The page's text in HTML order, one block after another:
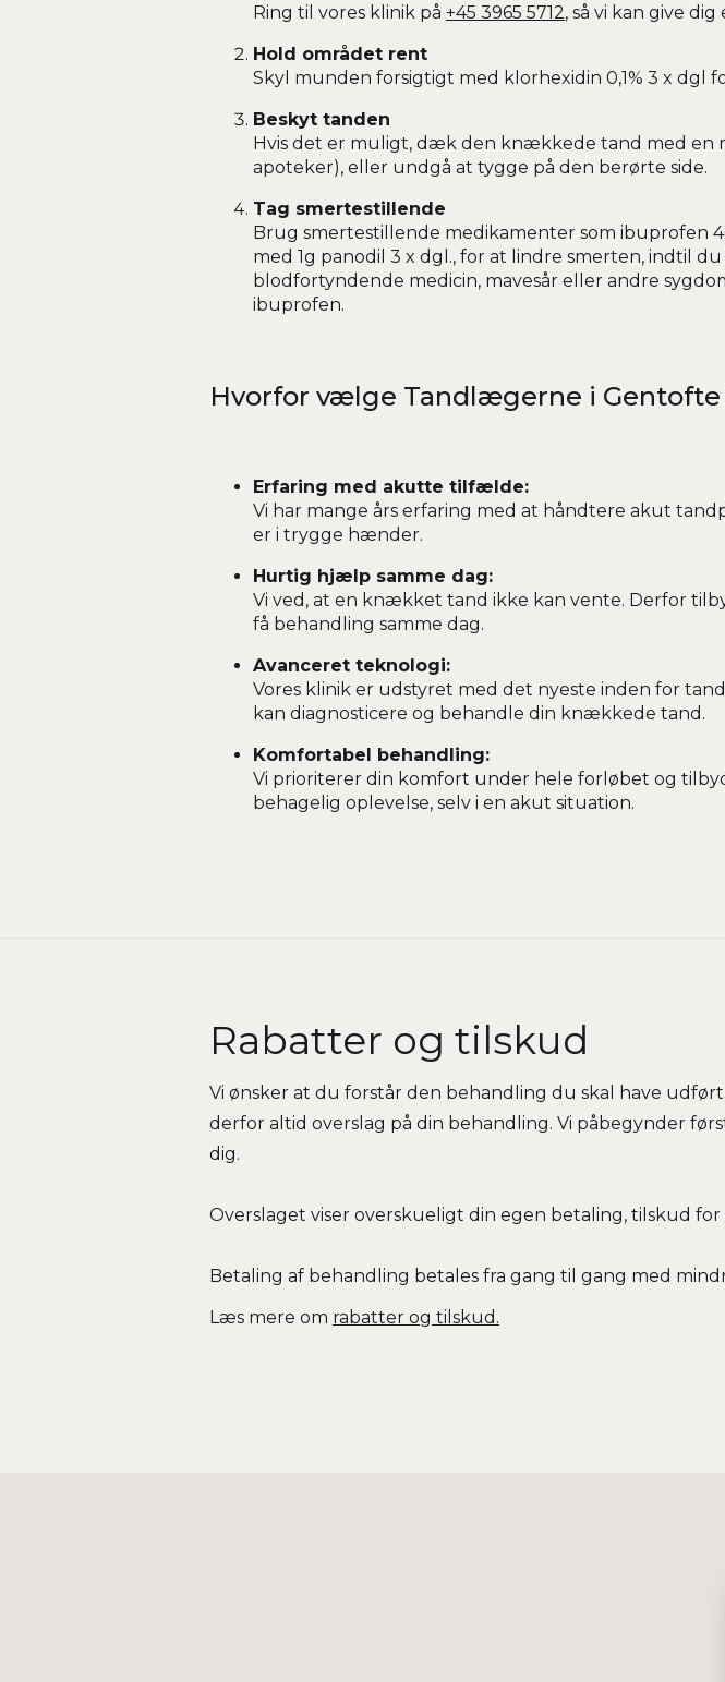
Ring til vores klinik på +45 3965 5712, så vi kan give
Hold området rent
Skyl munden forsigtigt med klorhexidin 0,1% 3 x dgl
Beskyt tanden
Hvis det er muligt, dæk den knækkede tand med
apoteker), eller undgå at tygge på den berørte side.
Tag smertestillende
Brug smertestillende medikamenter som ibuprofen
med 1g panodil 3 x dgl., for at lindre smerten, indtil
blodfortyndende medicin, mavesår eller andre
ibuprofen.
Hvorfor vælge Tandlægerne i
Erfaring med akutte tilfælde:
Vi har mange års erfaring med at håndtere akut
er i trygge hænder.
Hurtig hjælp samme dag:
Vi ved, at en knækket tand ikke kan vente. Derfor
få behandling samme dag.
Avanceret teknologi:
Vores klinik er udstyret med det nyeste inden for
kan diagnosticere og behandle din knækkede tand.
Komfortabel behandling:
Vi prioriterer din komfort under hele forløbet og
behagelig oplevelse, selv i en akut situation.
Rabatter og tilskud
Vi ønsker at du forstår den behandling du skal have
derfor altid overslag på din behandling. Vi påbegynder
dig.
Overslaget viser overskueligt din egen betaling, tilskud
Betaling af behandling betales fra gang til gang med
Læs mere om rabatter og tilskud.